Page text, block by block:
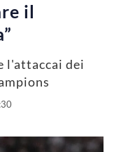
il
l'attaccai dei